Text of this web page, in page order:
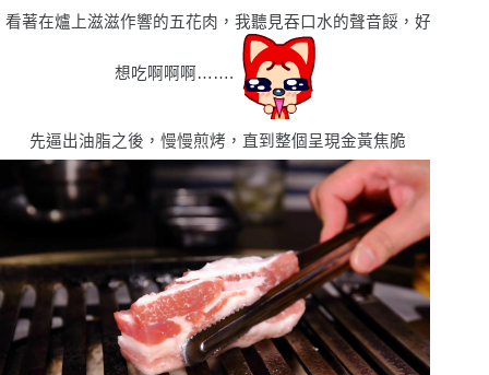
看著在爐上滋滋作響的五花肉，我聽見吞口水的聲音餒，好
想吃啊啊啊 …….
先逼出油脂之後，慢慢煎烤，直到整個呈現金黃焦脆